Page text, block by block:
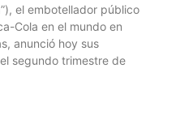
el embotellador público
Cola en el mundo en
anunció hoy sus
segundo trimestre de